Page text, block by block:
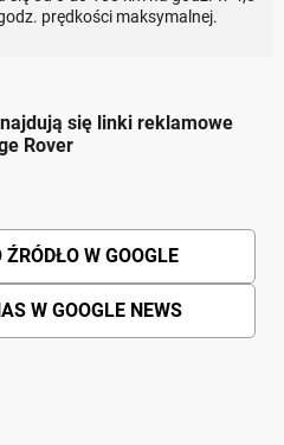
prędkości maksymalnej.
się linki reklamowe
Rover
W GOOGLE
W GOOGLE NEWS